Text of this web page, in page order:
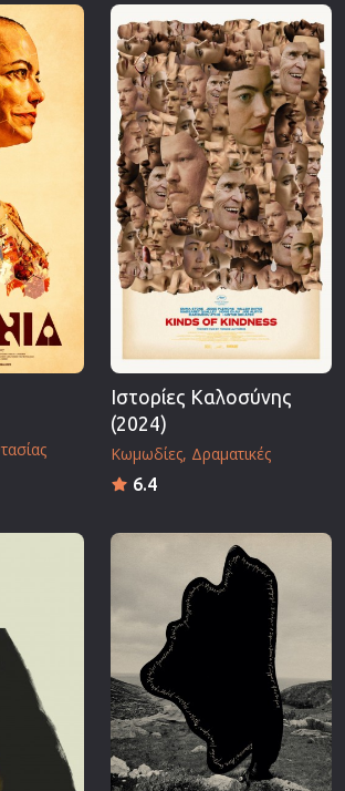
Επιστημονικής Φαντασίας
Ερωτικές
Ευρωπαικός Κινηματογράφος
Θρησκευτικές
Ιστορικές
Καταστροφής
Κλασσικές
Ιστορίες Καλοσύνης
(2024)
Κωμωδίες Δραματικές
6.4